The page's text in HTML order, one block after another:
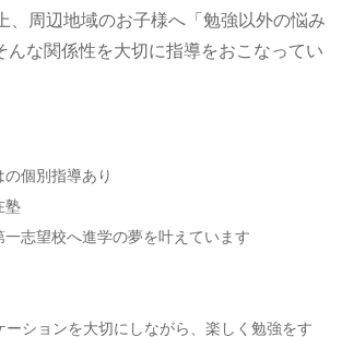
、周辺地域のお子様へ「勉強以外の悩み
んな関係性を大切に指導をおこなってい
個別指導あり
塾
一志望校へ進学の夢を叶えています
ーションを大切にしながら、楽しく勉強をす